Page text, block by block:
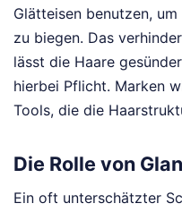
Glätteisen benutzen,
zu biegen. Das
lässt die Haare
hierbei Pflicht. Marken
Tools, die die
Die Rolle von
Ein oft unterschätzter